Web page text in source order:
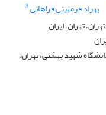
بهراد فرمهینی فراهانی3
تهران، ایران
شهید بهشتی، تهران،